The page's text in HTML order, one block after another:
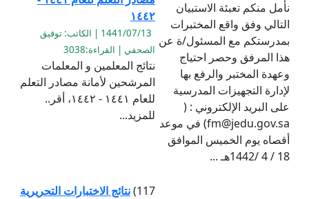
نأمل منكم تعبئة الاستبيان
التالي وفق واقع المختبرات
بمدرستكم مع المسئول/ة عن
هذا المرفق وحصر احتياج
وعهدة المختبر والرفع بها
لإدارة التجهيزات المدرسية
على البريد الإلكتروني : (
fm@jedu.gov.sa) في موعد
أقصاه يوم الخميس الموافق
18 / 4 /1442هـ ...
١٤٤٢
1441/07/13 | الكاتب: توفيق
الصحفي | القراءة:3038
نتائج المعلمين و المعلمات
المرشحين لأمانة مصادر التعلم
للعام ١٤٤١ - ١٤٤٢، أقر..
للمزيد...
117) نتائج الاختبارات التحريرية